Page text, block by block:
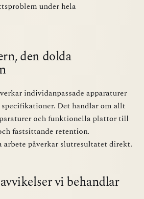
under hela
den dolda
individanpassade apparaturer
Det handlar om allt
och funktionella plattor till
fastsittande retention.
arbete påverkar slutresultatet direkt.
vi behandlar